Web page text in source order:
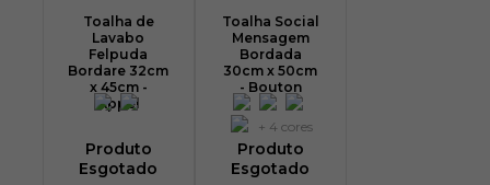
Toalha de
Lavabo
Felpuda
Bordare 32cm
x 45cm -
Appel
Produto
Esgotado
Toalha Social
Mensagem
Bordada
30cm x 50cm
- Bouton
+ 4 cores
Produto
Esgotado